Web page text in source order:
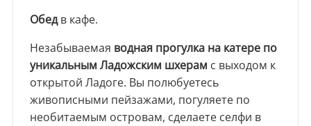
Обедв кафе.
Незабываемая водная прогулка на катере по
уникальным Ладожским шхерам с выходом к
открытой Ладоге. Вы полюбуетесь
живописными пейзажами, погуляете по
необитаемым островам, сделаете селфи в